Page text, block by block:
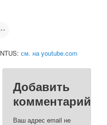
см. на youtube.com
Добавить
комментарий
Ваш адрес email не